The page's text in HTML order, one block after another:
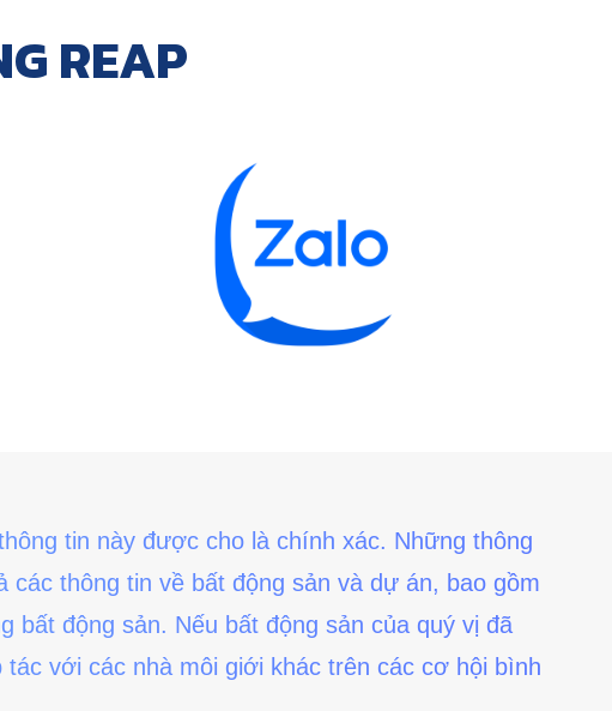
REAP
tin này được cho là chính xác. Những thông
thông tin về bất động sản và dự án, bao gồm
bất động sản. Nếu bất động sản của quý vị đã
với các nhà môi giới khác trên các cơ hội bình